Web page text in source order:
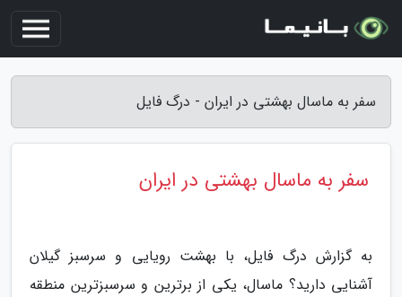
سفر به ماسال بهشتی در ایران - درگ فایل
سفر به ماسال بهشتی در ایران
به گزارش درگ فایل، با بهشت رویایی و سرسبز گیلان
آشنایی دارید؟ ماسال، یکی از برترین و سرسبزترین منطقه